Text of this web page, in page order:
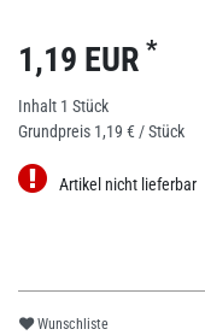
1,19 EUR *
Inhalt 1 Stück
Grundpreis 1,19 € / Stück
Artikel nicht lieferbar
Wunschliste